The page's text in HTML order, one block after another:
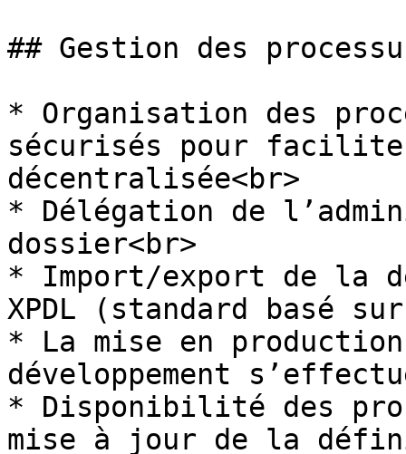
## Gestion des
* Organisation des
sécurisés pour
décentralisée<br>
* Délégation de
dossier<br>
* Import/export de la
XPDL (standard basé sur
* La mise en
développement
* Disponibilité des
mise à jour de la